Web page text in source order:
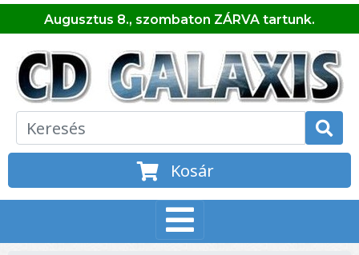
Augusztus 8., szombaton ZÁRVA tartunk.
Kosár